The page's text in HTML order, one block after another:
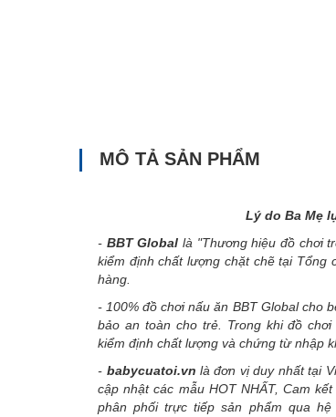
MÔ TẢ SẢN PHẨM
Lý do Ba Mẹ
- BBT Global là "Thương hiệu đồ chơi
kiểm định chất lượng chặt chẽ tại Tổng
hàng.
- 100% đồ chơi nấu ăn BBT Global cho
bảo an toàn cho trẻ. Trong khi đồ
kiểm định chất lượng và chứng từ nhập
- babycuatoi.vn là đơn vị duy nhất tại
cập nhật các mẫu HOT NHẤT, Cam
phân phối trực tiếp sản phẩm qua